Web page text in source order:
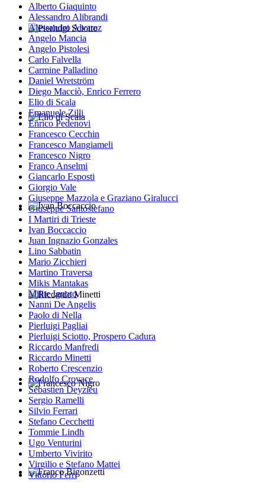
Pierluigi Sciotto
Elio di Scala
Ivan Boccaccio
Riccardo Minetti
Francesco Nigro
Franco Bigonzetti
Alberto Giaquinto
Alessandro Alibrandi
Alessandro Alvarez
Angelo Mancia
Angelo Pistolesi
Carlo Falvella
Carmine Palladino
Daniel Wretström
Diego Macciò, Enrico Ferrero
Elio di Scala
Emanuele Zilli
Enrico Pedenovi
Francesco Cecchin
Francesco Mangiameli
Francesco Nigro
Franco Anselmi
Giancarlo Esposti
Giorgio Vale
Giuseppe Mazzola e Graziano Giralucci
Giuseppe Santostefano
I Martiri di Trieste
Ivan Boccaccio
Juan Ingnazio Gonzales
Lino Sabbatin
Mario Zicchieri
Martino Traversa
Mikis Mantakas
Milite Ignoto
Nanni De Angelis
Paolo di Nella
Pierluigi Pagliai
Pierluigi Sciotto, Prospero Cadura
Riccardo Manfredi
Riccardo Minetti
Roberto Crescenzio
Rodolfo Crovace
Sébastien Deyzieu
Sergio Ramelli
Silvio Ferrari
Stefano Cecchetti
Tommie Lindh
Ugo Venturini
Umberto Vivirito
Virgilio e Stefano Mattei
Vittorio Ferri